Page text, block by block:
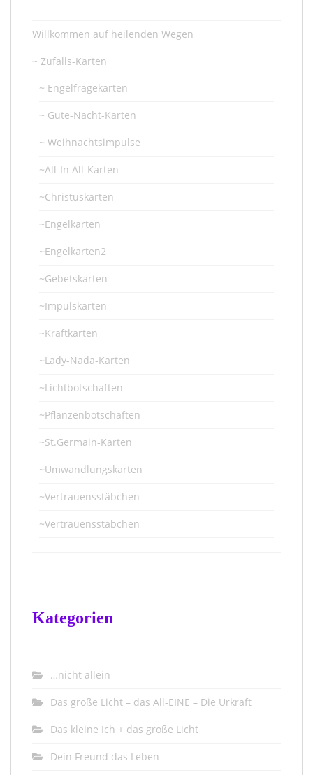
Willkommen auf heilenden Wegen
~ Zufalls-Karten
~ Engelfragekarten
~ Gute-Nacht-Karten
~ Weihnachtsimpulse
~All-In All-Karten
~Christuskarten
~Engelkarten
~Engelkarten2
~Gebetskarten
~Impulskarten
~Kraftkarten
~Lady-Nada-Karten
~Lichtbotschaften
~Pflanzenbotschaften
~St.Germain-Karten
~Umwandlungskarten
~Vertrauensstäbchen
~Vertrauensstäbchen
Kategorien
…nicht allein
Das große Licht – das All-EINE – Die Urkraft
Das kleine Ich + das große Licht
Dein Freund das Leben